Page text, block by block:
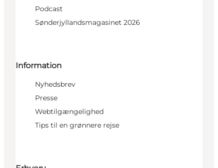
Podcast
Sønderjyllandsmagasinet 2026
Information
Nyhedsbrev
Presse
Webtilgængelighed
Tips til en grønnere rejse